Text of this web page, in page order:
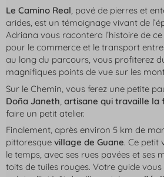
Le Camino Real, pavé de pierres et
arides, est un témoignage vivant de
Adriana vous racontera l’histoire de
pour le commerce et le transport entre
au long du parcours, vous profiterez
magnifiques points de vue sur les
Sur le Chemin, vous ferez une petite
Doña Janeth artisane qui travaille la
faire un petit atelier.
Finalement, après environ 5 km de
pittoresque village de Guane. Ce petit
le temps, avec ses rues pavées et ses
toits de tuiles rouges. Votre guide